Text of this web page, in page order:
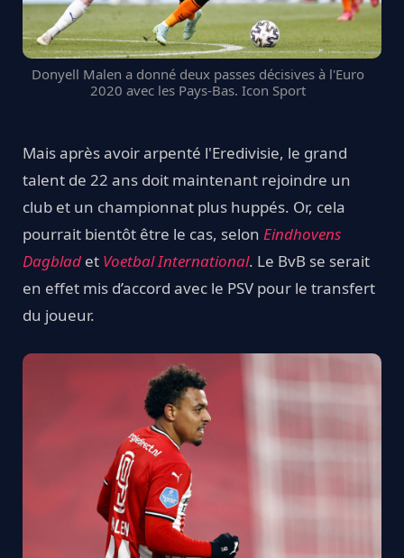
Donyell Malen a donné deux passes décisives à l'Euro
2020 avec les Pays-Bas. Icon Sport
Mais après avoir arpenté l'Eredivisie, le grand
talent de 22 ans doit maintenant rejoindre un
club et un championnat plus huppés. Or, cela
pourrait bientôt être le cas, selon Eindhovens
Dagblad et Voetbal International. Le BvB se serait
en effet mis d’accord avec le PSV pour le transfert
du joueur.